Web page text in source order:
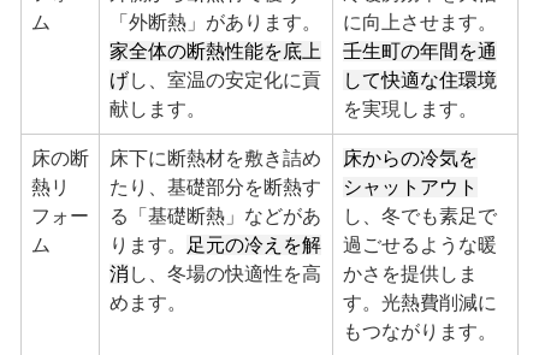
ム
「外断熱」があります。
家全体の断熱性能を底上
げし、室温の安定化に貢
献します。
に向上させます。
壬生町の年間を通
して快適な住環境
を実現します。
床の断
熱リ
フォー
ム
床下に断熱材を敷き詰め
たり、基礎部分を断熱す
る「基礎断熱」などがあ
ります。
足元の冷えを解
消 し、冬場の快適性を高
めます。
床からの冷気を
シャットアウト
し、冬でも素足で
過ごせるような暖
かさを提供しま
す。光熱費削減に
もつながります。